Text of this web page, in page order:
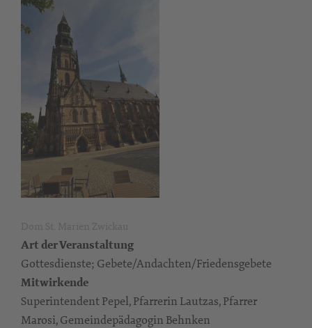
Art der Veranstaltung
Gottesdienste; Gebete/Andachten/Friedensgebete
Mitwirkende
Superintendent Pepel, Pfarrerin Lautzas, Pfarrer
Marosi, Gemeindepädagogin Behnken